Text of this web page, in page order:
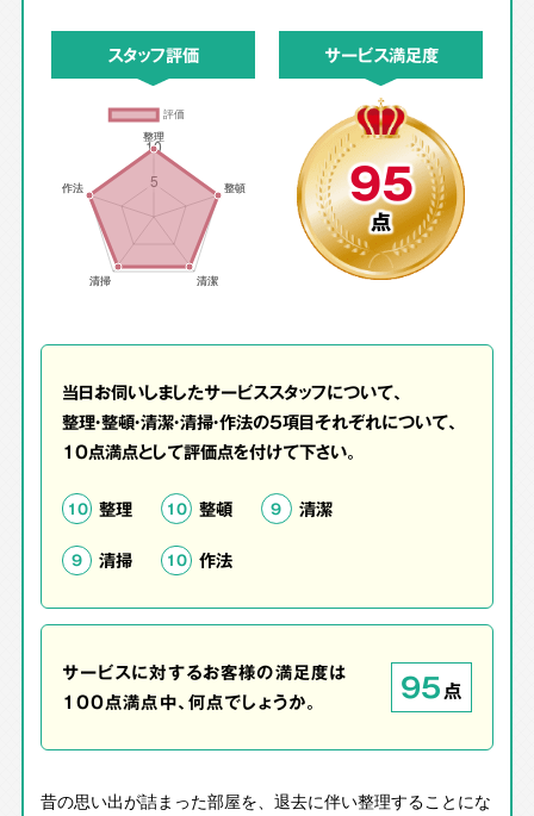
スタッフ評価 サービス満足度
95
点
当日お伺いしましたサービススタッフについて、
整理・整頓・清潔・清掃・作法の5項目それぞれについて、
10点満点として評価点を付けて下さい。
10 整理 10 整頓 9 清潔
9 清掃 10 作法
サービスに対するお客様の満足度は
100点満点中、何点でしょうか。
95点
昔の思い出が詰まった部屋を、退去に伴い整理することにな